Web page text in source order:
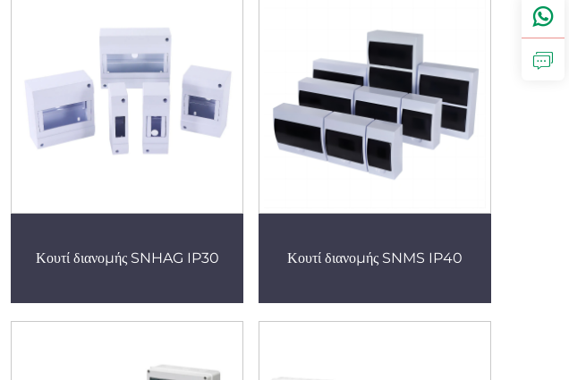
Κουτί διανομής SNHAG IP30 Κουτί διανομής SNMS IP40